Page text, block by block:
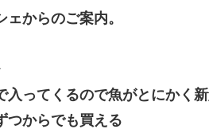
ェからのご案内。
入ってくるので魚がとにかく新
つからでも買える